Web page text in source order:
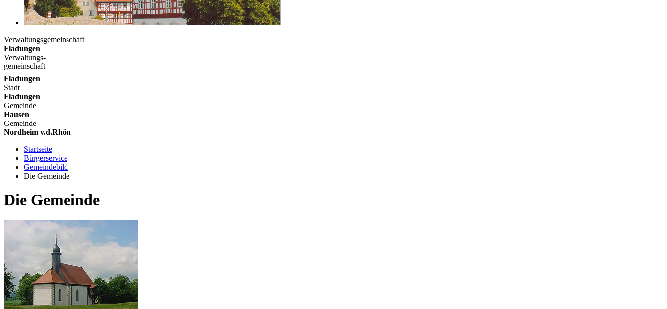
Verwaltungsgemeinschaft
Fladungen
Verwaltungs-
gemeinschaft
Fladungen
Stadt
Fladungen
Gemeinde
Hausen
Gemeinde
Nordheim v.d.Rhön
Startseite
Bürgerservice
Gemeindebild
Die Gemeinde
Die Gemeinde